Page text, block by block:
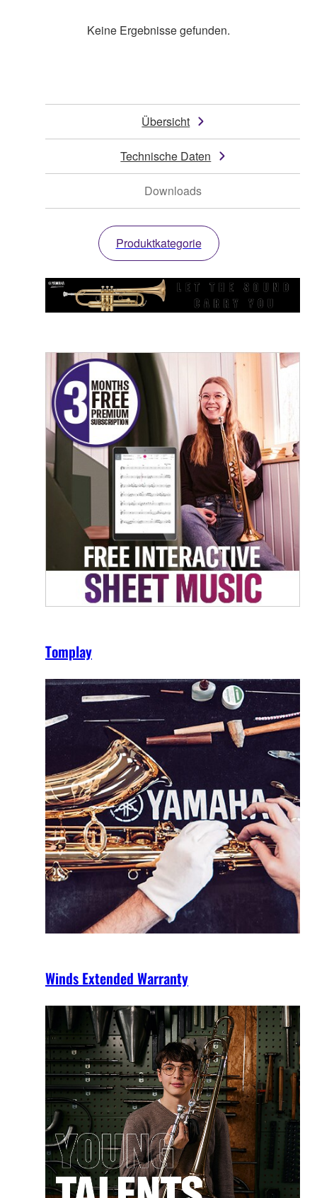
Keine Ergebnisse gefunden.
Übersicht
Technische Daten
Downloads
Produktkategorie
Tomplay
Winds Extended Warranty